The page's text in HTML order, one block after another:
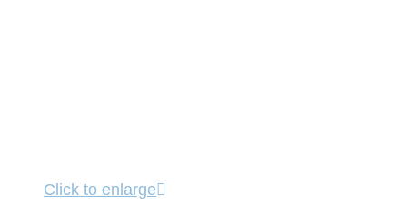
Click to enlarge